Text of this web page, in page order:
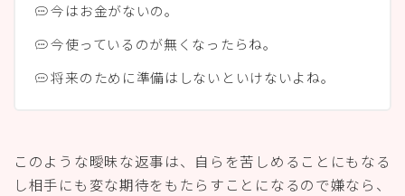
今はお金がないの。
今使っているのが無くなったらね。
将来のために準備はしないといけないよね。
このような曖昧な返事は、自らを苦しめることにもなる
し相手にも変な期待をもたらすことになるので嫌なら、